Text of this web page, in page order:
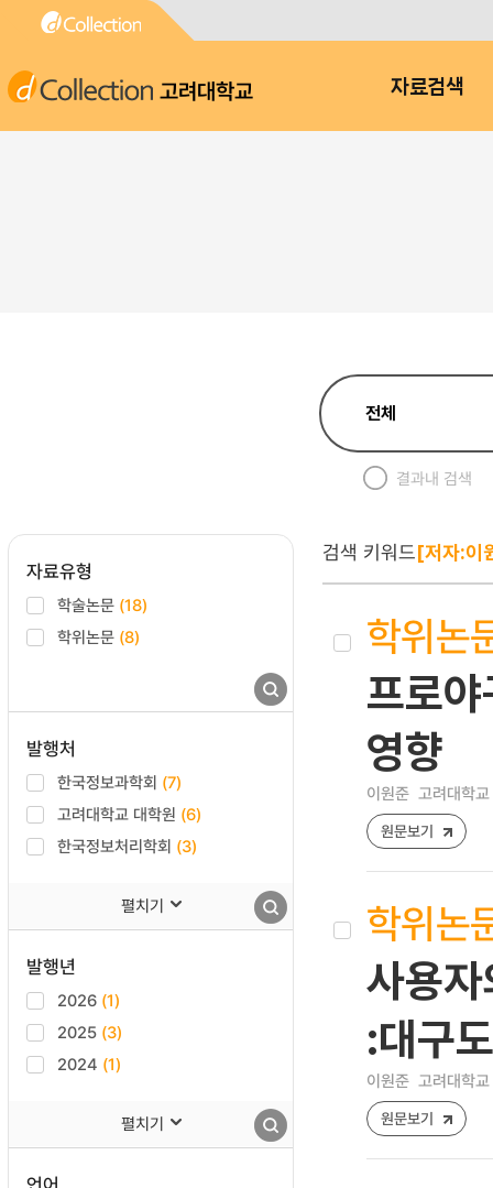
고려대학교 자료검색
결과내 검색
자료유형
학술논문 (18)
학위논문 (8)
발행처
한국정보과학회 (7)
고려대학교 대학원 (6)
한국정보처리학회 (3)
펼치기
발행년
2026 (1)
2025 (3)
2024 (1)
펼치기
검색 키워드[저자:이
학위논
프로
영향
이원준 고려대학
원문보기
학위논
사용
:대구
이원준 고려대학
원문보기